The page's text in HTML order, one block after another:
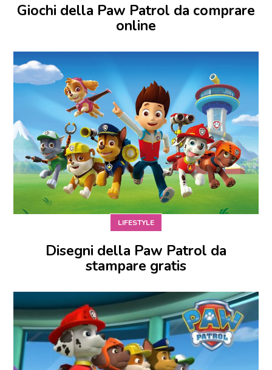
Giochi della Paw Patrol da comprare
online
LIFESTYLE
Disegni della Paw Patrol da
stampare gratis